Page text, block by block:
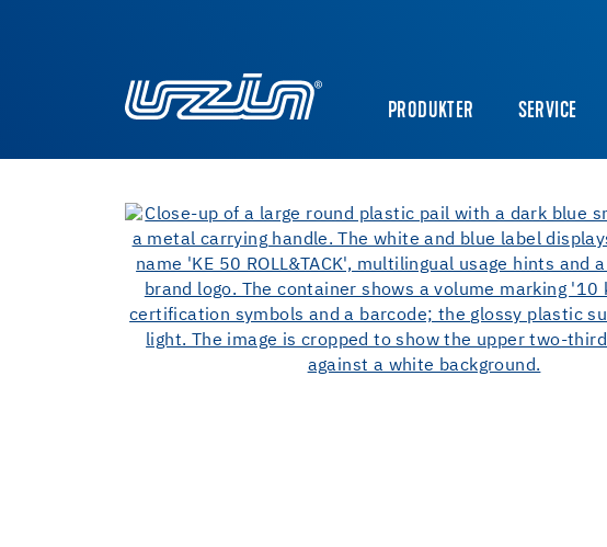
PRODUKTER SERVICE